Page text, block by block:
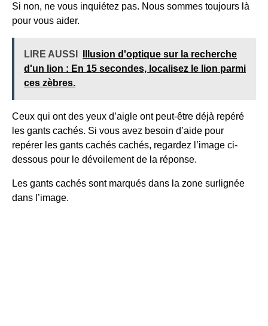
Si non, ne vous inquiétez pas. Nous sommes toujours là
pour vous aider.
LIRE AUSSI
Illusion d'optique sur la recherche
d'un lion : En 15 secondes, localisez le lion parmi
ces zèbres.
Ceux qui ont des yeux d’aigle ont peut-être déjà repéré
les gants cachés. Si vous avez besoin d’aide pour
repérer les gants cachés cachés, regardez l’image ci-
dessous pour le dévoilement de la réponse.
Les gants cachés sont marqués dans la zone surlignée
dans l’image.